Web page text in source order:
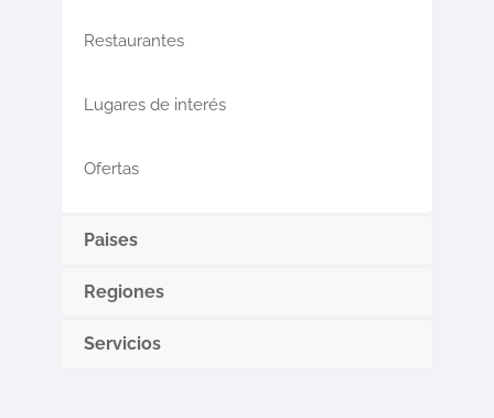
Restaurantes
Lugares de interés
Ofertas
Paises
Regiones
Servicios